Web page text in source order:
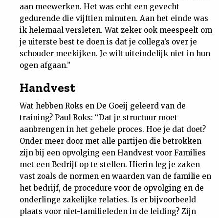
aan meewerken. Het was echt een gevecht
gedurende die vijftien minuten. Aan het einde was
ik helemaal versleten. Wat zeker ook meespeelt om
je uiterste best te doen is dat je collega’s over je
schouder meekijken. Je wilt uiteindelijk niet in hun
ogen afgaan.”
Handvest
Wat hebben Roks en De Goeij geleerd van de
training? Paul Roks: “Dat je structuur moet
aanbrengen in het gehele proces. Hoe je dat doet?
Onder meer door met alle partijen die betrokken
zijn bij een opvolging een Handvest voor Families
met een Bedrijf op te stellen. Hierin leg je zaken
vast zoals de normen en waarden van de familie en
het bedrijf, de procedure voor de opvolging en de
onderlinge zakelijke relaties. Is er bijvoorbeeld
plaats voor niet-familieleden in de leiding? Zijn